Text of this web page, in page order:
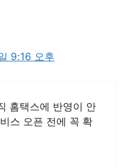
9:16 오후
홈택스에 반영이 안
스 오픈 전에 꼭 확